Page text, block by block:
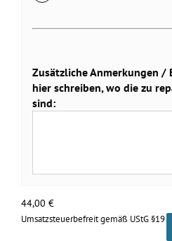
Zusätzliche Anmerkungen /
hier schreiben, wo die zu
sind:
44,00 €
Umsatzsteuerbefreit gemäß UStG §19